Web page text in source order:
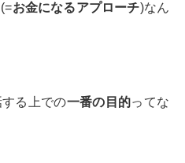
お金になるアプローチ)なん
る上での一番の目的ってな